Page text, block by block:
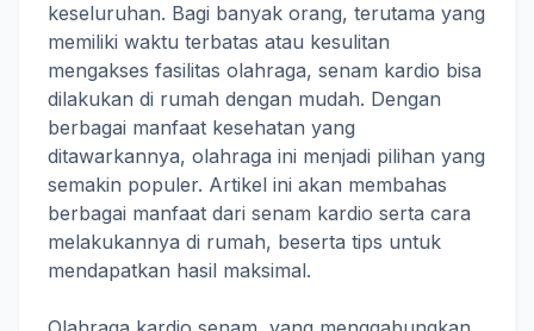
keseluruhan. Bagi banyak orang, terutama yang
memiliki waktu terbatas atau kesulitan
mengakses fasilitas olahraga, senam kardio bisa
dilakukan di rumah dengan mudah. Dengan
berbagai manfaat kesehatan yang
ditawarkannya, olahraga ini menjadi pilihan yang
semakin populer. Artikel ini akan membahas
berbagai manfaat dari senam kardio serta cara
melakukannya di rumah, beserta tips untuk
mendapatkan hasil maksimal.